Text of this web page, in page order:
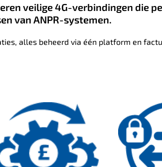
veilige 4G-verbindingen die
van ANPR-systemen.
alles beheerd via één platform en